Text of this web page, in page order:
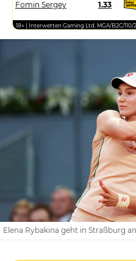
Fomin Sergey 1.33
18+ | Interwetten Gaming Ltd. MGA/B2C/
Elena Rybakina geht in Straßburg